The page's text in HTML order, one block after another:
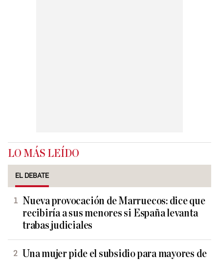
LO MÁS LEÍDO
EL DEBATE
Nueva provocación de Marruecos: dice que
recibiría a sus menores si España levanta
trabas judiciales
Una mujer pide el subsidio para mayores de